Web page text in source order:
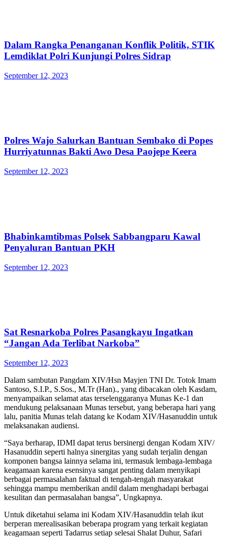
Dalam Rangka Penanganan Konflik Politik, STIK
Lemdiklat Polri Kunjungi Polres Sidrap
September 12, 2023
Polres Wajo Salurkan Bantuan Sembako di Popes
Hurriyatunnas Bakti Awo Desa Paojepe Keera
September 12, 2023
Bhabinkamtibmas Polsek Sabbangparu Kawal
Penyaluran Bantuan PKH
September 12, 2023
Sat Resnarkoba Polres Pasangkayu Ingatkan
“Jangan Ada Terlibat Narkoba”
September 12, 2023
Dalam sambutan Pangdam XIV/Hsn Mayjen TNI Dr. Totok Imam
Santoso, S.I.P., S.Sos., M.Tr (Han)., yang dibacakan oleh Kasdam,
menyampaikan selamat atas terselenggaranya Munas Ke-1 dan
mendukung pelaksanaan Munas tersebut, yang beberapa hari yang
lalu, panitia Munas telah datang ke Kodam XIV/Hasanuddin untuk
melaksanakan audiensi.
“Saya berharap, IDMI dapat terus bersinergi dengan Kodam XIV/
Hasanuddin seperti halnya sinergitas yang sudah terjalin dengan
komponen bangsa lainnya selama ini, termasuk lembaga-lembaga
keagamaan karena esensinya sangat penting dalam menyikapi
berbagai permasalahan faktual di tengah-tengah masyarakat
sehingga mampu memberikan andil dalam menghadapi berbagai
kesulitan dan permasalahan bangsa”, Ungkapnya.
Untuk diketahui selama ini Kodam XIV/Hasanuddin telah ikut
berperan merealisasikan beberapa program yang terkait kegiatan
keagamaan seperti Tadarrus setiap selesai Shalat Duhur, Safari